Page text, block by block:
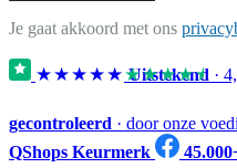
Je gaat akkoord met ons
★★★★★★★★★★
Uitstekend ·
gecontroleerd · door onze
QShops Keurmerk